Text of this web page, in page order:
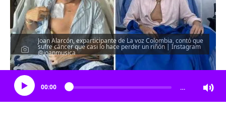
Joan Alarcón, exparticipante de La voz Colombia, contó que
sufre cáncer que casi lo hace perder un riñón | Instagram
@joanmusica
Escucha el artículo
00:00 …